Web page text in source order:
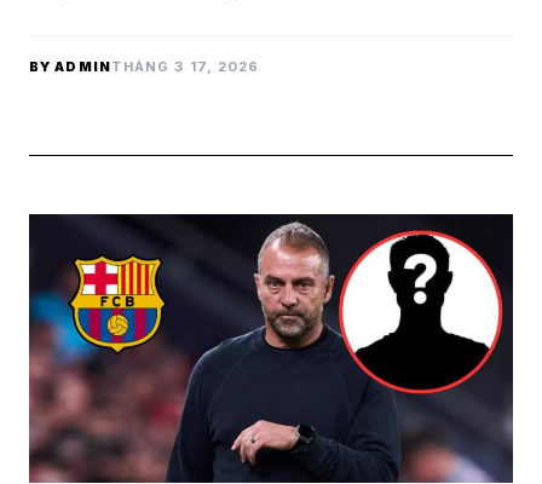
BY ADMINTHÁNG 3 17, 2026